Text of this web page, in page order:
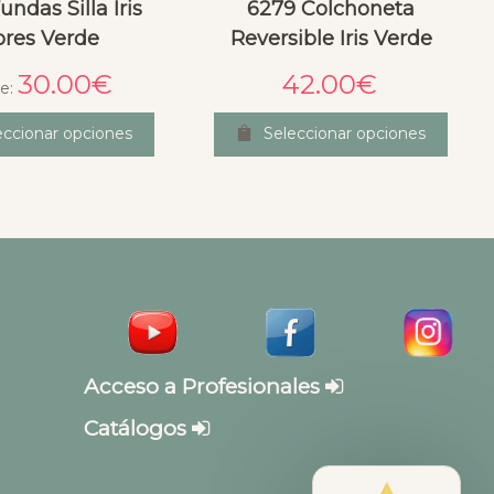
Silla Iris
Verde
30.00€
opciones
6279 Colchoneta
Reversible Iris Verde
42.00€
Seleccionar opciones
Acceso a Profesionales
Catálogos